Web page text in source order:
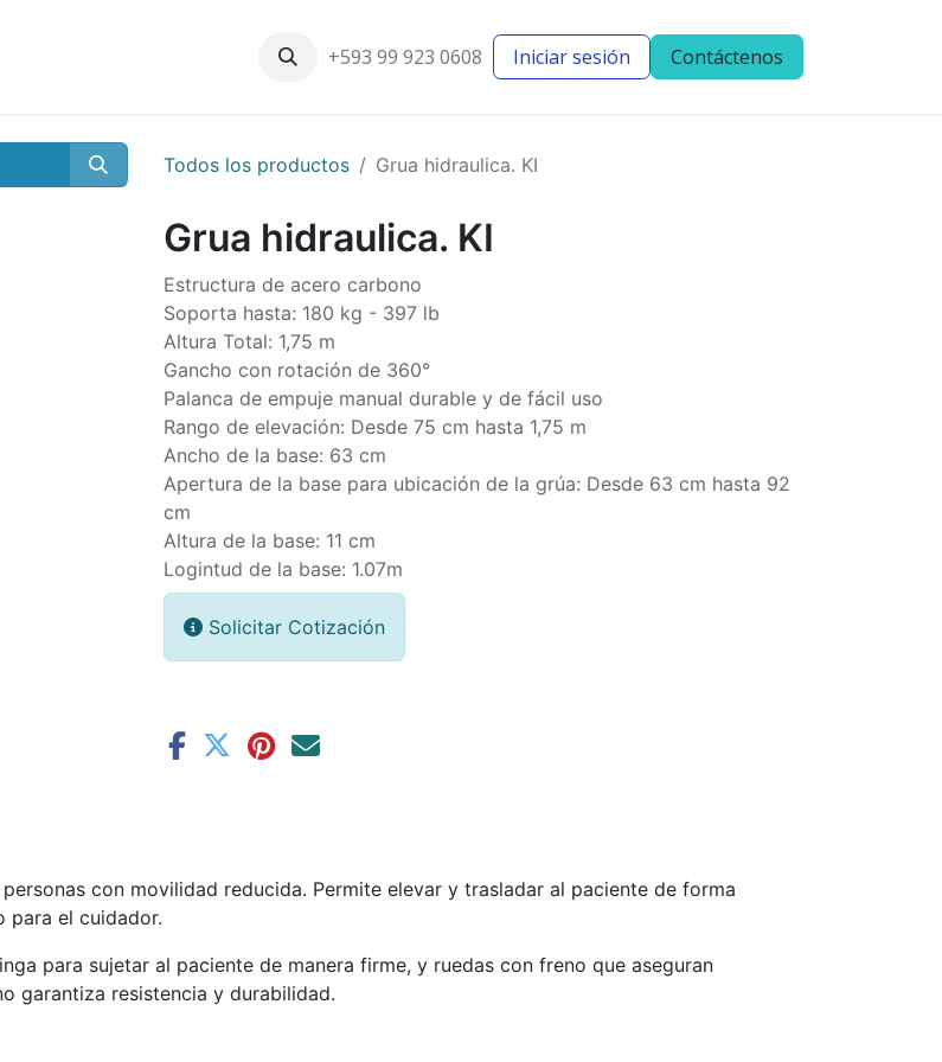
Nuestros clientes Blog
+593 99 923 0608 Iniciar sesión Contáctenos
Todos los productos Grua hidraulica. KI
Grua hidraulica. KI
Estructura de acero carbono
Soporta hasta: 180 kg - 397 lb
Altura Total: 1,75 m
Gancho con rotación de 360°
Palanca de empuje manual durable y de fácil uso
Rango de elevación: Desde 75 cm hasta 1,75 m
Ancho de la base: 63 cm
Apertura de la base para ubicación de la grúa: Desde 63 cm hasta 92
cm
Altura de la base: 11 cm
Logintud de la base: 1.07m
Solicitar Cotización
con movilidad reducida. Permite elevar y trasladar al paciente de forma
para el cuidador.
para sujetar al paciente de manera firme, y ruedas con freno que aseguran
garantiza resistencia y durabilidad.